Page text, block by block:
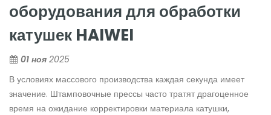
оборудования для обработки
катушек HAIWEI
01 ноя 2025
В условиях массового производства каждая секунда имеет
значение. Штамповочные прессы часто тратят драгоценное
время на ожидание корректировки материала катушки,